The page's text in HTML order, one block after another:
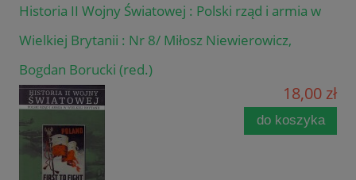
Historia II Wojny Światowej : Polski rząd i armia w
Wielkiej Brytanii : Nr 8/ Miłosz Niewierowicz,
Bogdan Borucki (red.)
18,00 zł
do koszyka